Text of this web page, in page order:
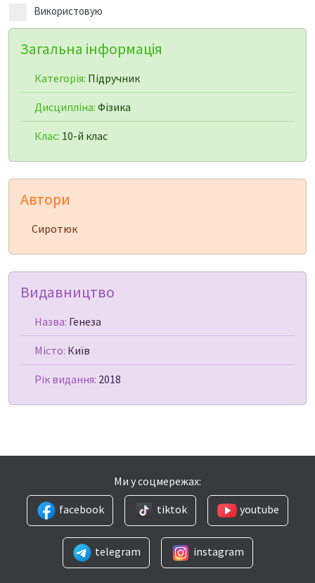
Використовую
Загальна інформація
Категорія: Підручник
Дисципліна: Фізика
Клас: 10-й клас
Автори
Сиротюк
Видавництво
Назва: Генеза
Місто: Київ
Рік видання: 2018
Ми у соцмережах:
facebook
tiktok youtube
telegram instagram